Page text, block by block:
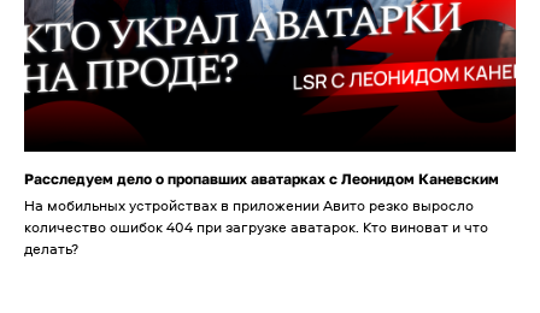
Расследуем дело о пропавших аватарках с Леонидом Каневским
На мобильных устройствах в приложении Авито резко выросло
количество ошибок 404 при загрузке аватарок. Кто виноват и что
делать?